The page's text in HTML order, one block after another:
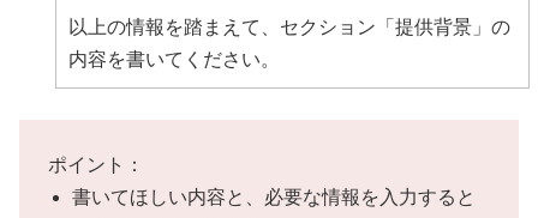
以上の情報を踏まえて、セクション「提供背景」の
内容を書いてください。
ポイント：
書いてほしい内容と、必要な情報を入力すると